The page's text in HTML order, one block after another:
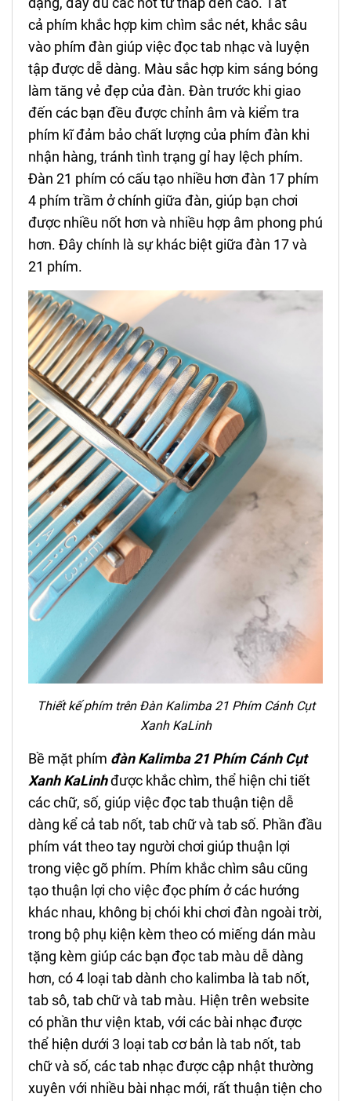
cả phím khắc hợp kim chìm sắc nét, khắc sâu
vào phím đàn giúp việc đọc tab nhạc và luyện
tập được dễ dàng. Màu sắc hợp kim sáng bóng
làm tăng vẻ đẹp của đàn. Đàn trước khi giao
đến các bạn đều được chỉnh âm và kiểm tra
phím kĩ đảm bảo chất lượng của phím đàn khi
nhận hàng, tránh tình trạng gỉ hay lệch phím.
Đàn 21 phím có cấu tạo nhiều hơn đàn 17 phím
4 phím trầm ở chính giữa đàn, giúp bạn chơi
được nhiều nốt hơn và nhiều hợp âm phong phú
hơn. Đây chính là sự khác biệt giữa đàn 17 và
21 phím.
Thiết kế phím trên Đàn Kalimba 21 Phím Cánh Cụt
Xanh KaLinh
Bề mặt phím đàn Kalimba 21 Phím Cánh Cụt
Xanh KaLinhđược khắc chìm, thể hiện chi tiết
các chữ, số, giúp việc đọc tab thuận tiện dễ
dàng kể cả tab nốt, tab chữ và tab số. Phần đầu
phím vát theo tay người chơi giúp thuận lợi
trong việc gõ phím. Phím khắc chìm sâu cũng
tạo thuận lợi cho việc đọc phím ở các hướng
khác nhau, không bị chói khi chơi đàn ngoài trời,
trong bộ phụ kiện kèm theo có miếng dán màu
tặng kèm giúp các bạn đọc tab màu dễ dàng
hơn, có 4 loại tab dành cho kalimba là tab nốt,
tab sô, tab chữ và tab màu. Hiện trên website
có phần thư viện ktab, với các bài nhạc được
thể hiện dưới 3 loại tab cơ bản là tab nốt, tab
chữ và số, các tab nhạc được cập nhật thường
xuyên với nhiều bài nhạc mới, rất thuận tiện cho